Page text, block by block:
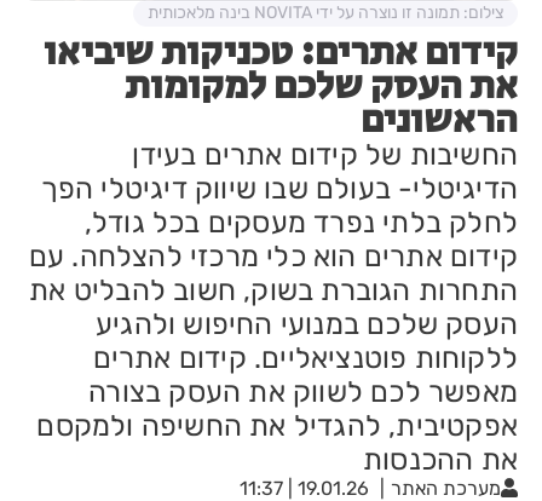
קידום אתרים: טכניקות שיביאו
את העסק שלכם למקומות
הראשונים
החשיבות של קידום אתרים בעידן
הדיגיטלי- בעולם שבו שיווק דיגיטלי הפך
לחלק בלתי נפרד מעסקים בכל גודל,
קידום אתרים הוא כלי מרכזי להצלחה. עם
התחרות הגוברת בשוק, חשוב להבליט את
העסק שלכם במנועי החיפוש ולהגיע
ללקוחות פוטנציאליים. קידום אתרים
מאפשר לכם לשווק את העסק בצורה
אפקטיבית, להגדיל את החשיפה ולמקסם
את ההכנסות
מערכת האתר 19.01.26 | 11:37
צילום: תמונה זו נוצרה על ידי NOVITA בינה מלאכותית